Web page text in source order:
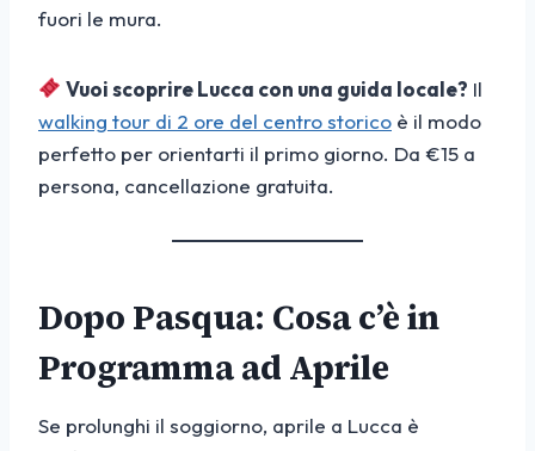
fuori le mura.
Vuoi scoprire Lucca con una guida locale? Il
walking tour di 2 ore del centro storico è il modo
perfetto per orientarti il primo giorno. Da €15 a
persona, cancellazione gratuita.
Dopo Pasqua: Cosa c’è in
Programma ad Aprile
Se prolunghi il soggiorno, aprile a Lucca è